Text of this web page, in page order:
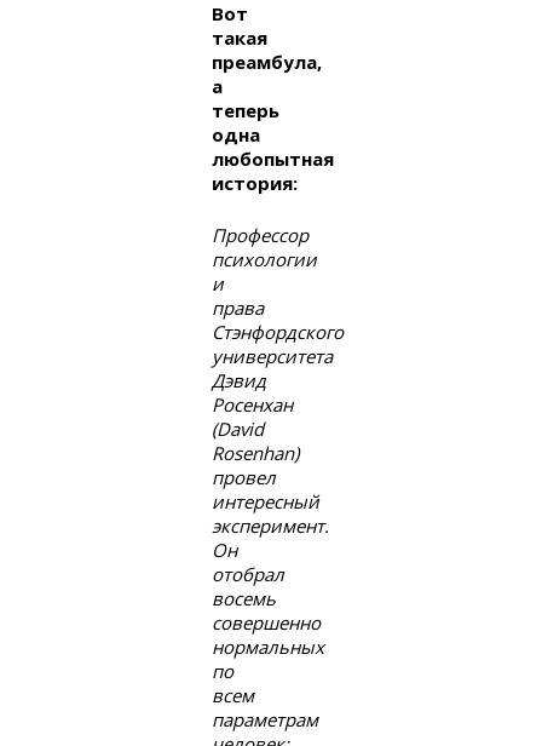
Вот
такая
преамбула,
а
теперь
одна
любопытная
история:
Профессор
психологии
и
права
Стэнфордского
университета
Дэвид
Росенхан
(David
Rosenhan)
провел
интересный
эксперимент.
Он
отобрал
восемь
совершенно
нормальных
по
всем
параметрам